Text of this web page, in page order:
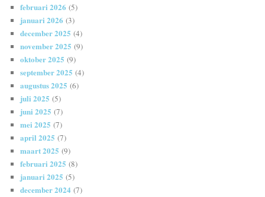
februari 2026 (5)
januari 2026 (3)
december 2025 (4)
november 2025 (9)
oktober 2025 (9)
september 2025 (4)
augustus 2025 (6)
juli 2025 (5)
juni 2025 (7)
mei 2025 (7)
april 2025 (7)
maart 2025 (9)
februari 2025 (8)
januari 2025 (5)
december 2024 (7)